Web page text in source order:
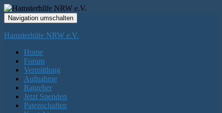
Navigation umschalten
Hamsterhilfe NRW e.V.
Home
Forum
Vermittlung
Aufnahme
Ratgeber
Jetzt Spenden
Patenschaften